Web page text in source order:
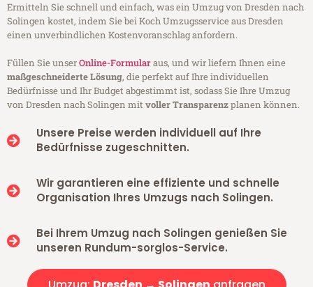
Ermitteln Sie schnell und einfach, was ein Umzug von Dresden nach
Solingen kostet, indem Sie bei Koch Umzugsservice aus Dresden
einen unverbindlichen Kostenvoranschlag anfordern.
Füllen Sie unserOnline-Formularaus, und wir liefern Ihnen eine
maßgeschneiderte Lösung, die perfekt auf Ihre individuellen
Bedürfnisse und Ihr Budget abgestimmt ist, sodass Sie Ihre Umzug
von Dresden nach Solingen mitvoller Transparenzplanen können.
Unsere Preise werden individuell auf Ihre
Bedürfnisse zugeschnitten.
Wir garantieren eine effiziente und schnelle
Organisation Ihres Umzugs nach Solingen.
Bei Ihrem Umzug nach Solingen genießen Sie
unseren Rundum-sorglos-Service.